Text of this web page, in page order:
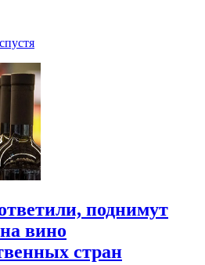
поднимут
вино
стран